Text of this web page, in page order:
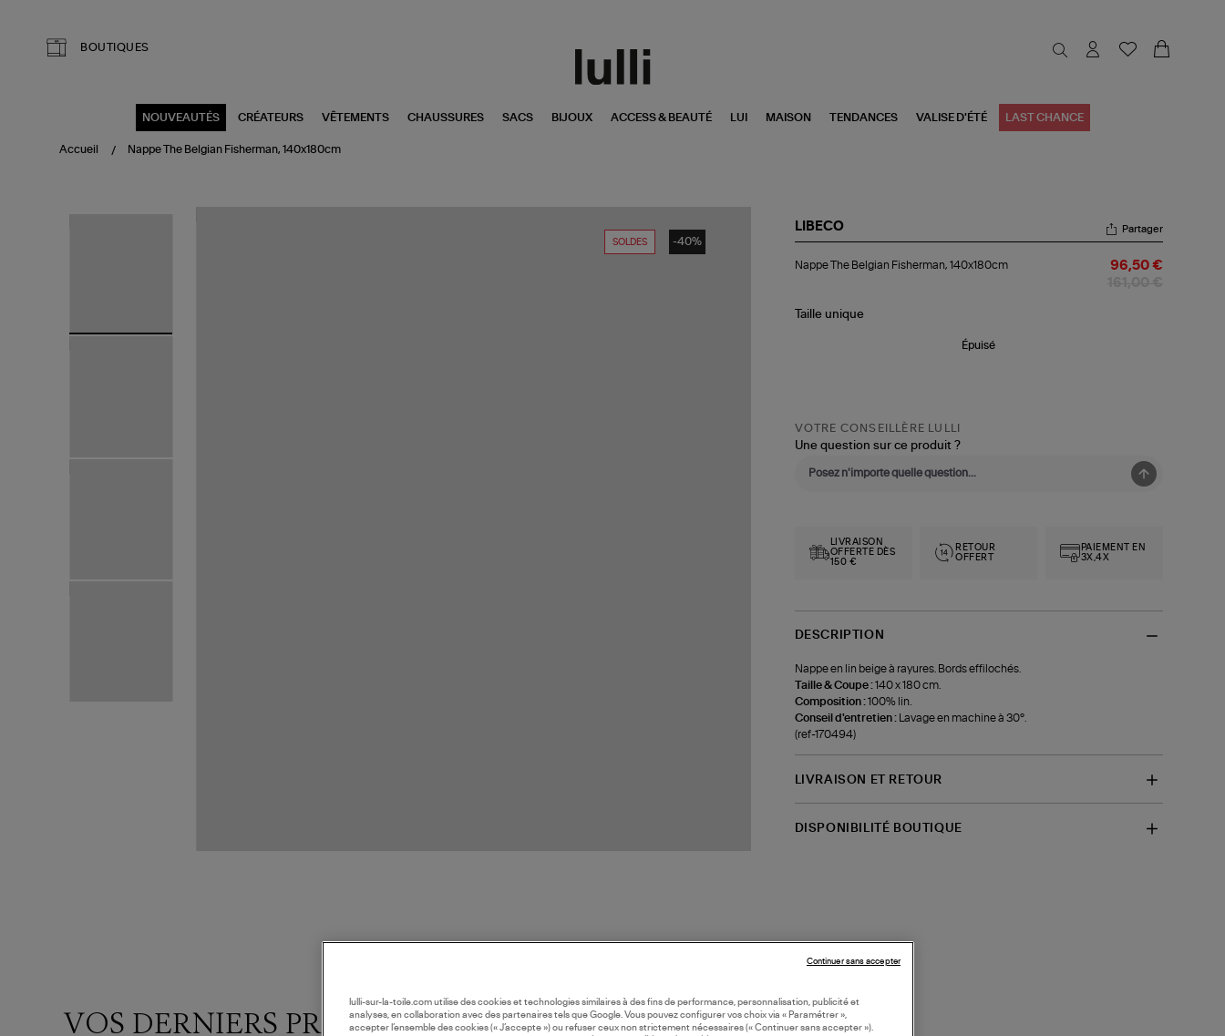
BOUTIQUES
NOUVEAUTÉS CRÉATEURS VÊTEMENTS CHAUSSURES SACS BIJOUX ACCESS & BEAUTÉ LUI MAISON TENDANCES VALISE D'ÉTÉ LAST CHANCE
Accueil Nappe The Belgian Fisherman, 140x180cm
SOLDES -40%
LIBECO
The
140x180cm
Partager
Nappe The Belgian Fisherman, 140x180cm 96,50 €
Taille unique
Épuisé
VOTRE CONSEILLÈRE LULLI
Une question sur ce produit ?
LIVRAISON
OFFERTE DÈS
150 €
RETOUR
OFFERT
PAIEMENT EN
3X,4X
DESCRIPTION
Nappe en lin beige à rayures. Bords effilochés.
Taille & Coupe :140 x 180 cm.
Composition :100% lin.
Conseil d'entretien :
Lavage en machine à 30°.
(ref-170494)
LIVRAISON ET RETOUR
DISPONIBILITÉ BOUTIQUE
VOS DERNIERS PRODUITS VUS
lulli-sur-la-toile.com utilise des cookies et technologies similaires à des fins de performance, personnalisation, publicité et
analyses, en collaboration avec des partenaires tels que Google. Vous pouvez configurer vos choix via « Paramétrer »,
accepter l’ensemble des cookies (« J’accepte ») ou refuser ceux non strictement nécessaires (« Continuer sans accepter »).
Continuer sans accepter